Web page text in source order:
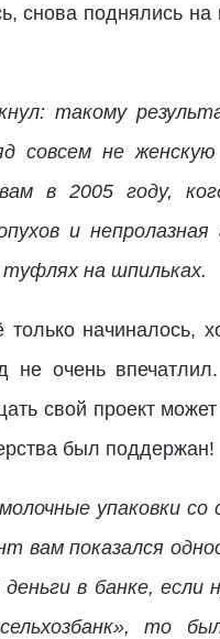
снова поднялись на
такому
совсем не
в 2005 году,
и
туфлях на шпильках.
начиналось,
не очень
свой проект может
был поддержан!
упаковки
вам показался
в банке, если
то